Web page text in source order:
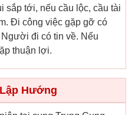
sắp tới, nếu cầu lộc, cầu tài
Đi công việc gặp gỡ có
đi có tin về. Nếu
thuận lợi.
Hướng